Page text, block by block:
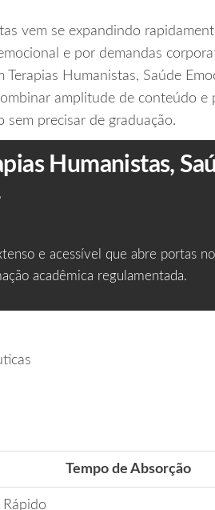
vem se expandindo
e por demandas
Terapias Humanistas, Saúde
amplitude de conteúdo e
sem precisar de graduação.
Humanistas,
e acessível que abre portas
acadêmica regulamentada.
Tempo de Absorção
Rápido